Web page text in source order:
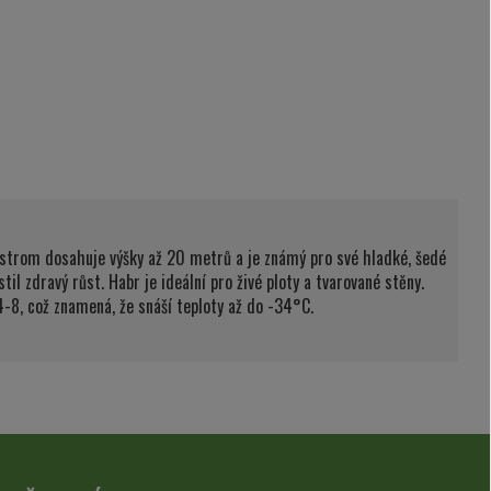
dosahuje výšky až 20 metrů a je známý pro své hladké, šedé
zdravý růst. Habr je ideální pro živé ploty a tvarované stěny.
což znamená, že snáší teploty až do -34°C.